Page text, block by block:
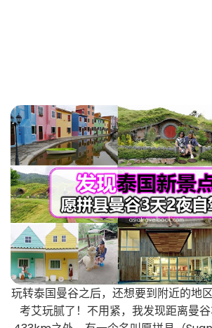
玩转泰国曼谷之后，还想要到附近的地
考艾玩腻了！不用紧，我发现距离曼